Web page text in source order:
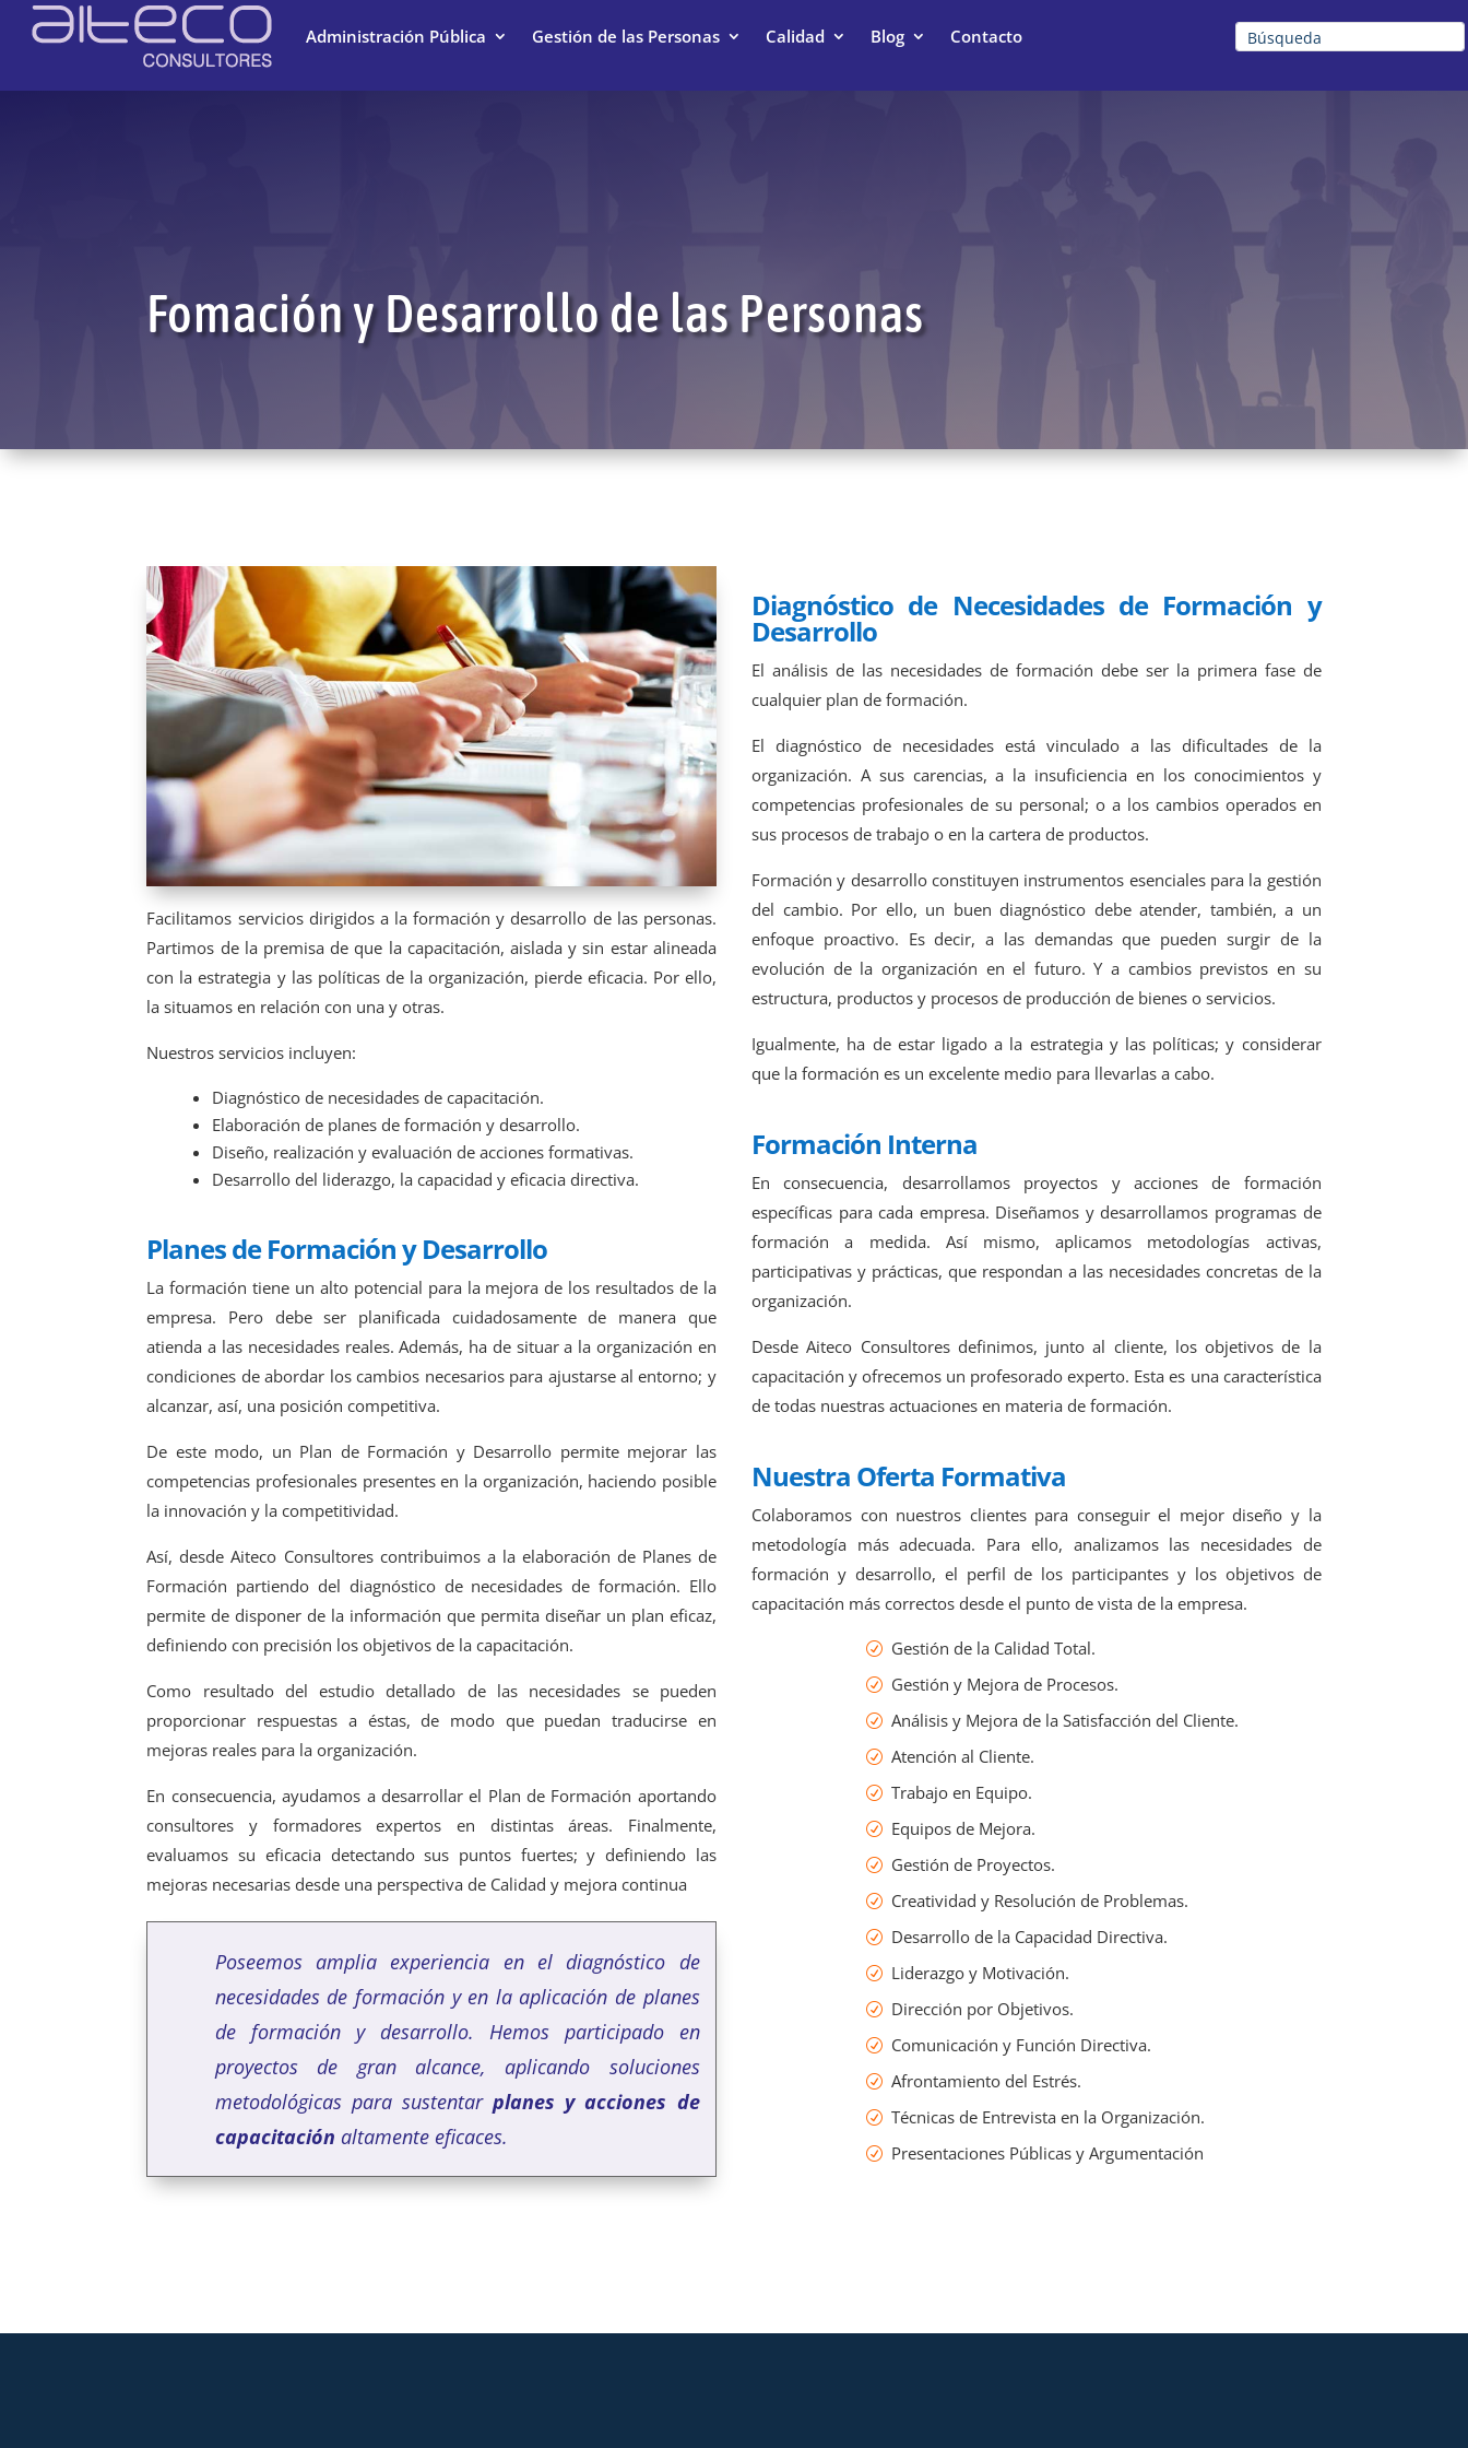
Administración Pública Gestión de las Personas Calidad Blog Contacto
Fomación y Desarrollo de las Personas
Facilitamos servicios dirigidos a la formación y desarrollo de las personas.
Partimos de la premisa de que la capacitación, aislada y sin estar alineada
con la estrategia y las políticas de la organización, pierde eficacia. Por ello,
la situamos en relación con una y otras.
Nuestros servicios incluyen:
Diagnóstico de necesidades de capacitación.
Elaboración de planes de formación y desarrollo.
Diseño, realización y evaluación de acciones formativas.
Desarrollo del liderazgo, la capacidad y eficacia directiva.
Planes de Formación y Desarrollo
La formación tiene un alto potencial para la mejora de los resultados de la
empresa. Pero debe ser planificada cuidadosamente de manera que
atienda a las necesidades reales. Además, ha de situar a la organización en
condiciones de abordar los cambios necesarios para ajustarse al entorno; y
alcanzar, así, una posición competitiva.
De este modo, un Plan de Formación y Desarrollo permite mejorar las
competencias profesionales presentes en la organización, haciendo posible
la innovación y la competitividad.
Así, desde Aiteco Consultores contribuimos a la elaboración de Planes de
Formación partiendo del diagnóstico de necesidades de formación. Ello
permite de disponer de la información que permita diseñar un plan eficaz,
definiendo con precisión los objetivos de la capacitación.
Como resultado del estudio detallado de las necesidades se pueden
proporcionar respuestas a éstas, de modo que puedan traducirse en
mejoras reales para la organización.
En consecuencia, ayudamos a desarrollar el Plan de Formación aportando
consultores y formadores expertos en distintas áreas. Finalmente,
evaluamos su eficacia detectando sus puntos fuertes; y definiendo las
mejoras necesarias desde una perspectiva de Calidad y mejora continua
Poseemos amplia experiencia en el diagnóstico de
necesidades de formación y en la aplicación de planes
de formación y desarrollo. Hemos participado en
proyectos de gran alcance, aplicando soluciones
metodológicas para sustentarplanes y acciones de
capacitación altamente eficaces.
Diagnóstico de Necesidades de Formación y
Desarrollo
El análisis de las necesidades de formación debe ser la primera fase de
cualquier plan de formación.
El diagnóstico de necesidades está vinculado a las dificultades de la
organización. A sus carencias, a la insuficiencia en los conocimientos y
competencias profesionales de su personal; o a los cambios operados en
sus procesos de trabajo o en la cartera de productos.
Formación y desarrollo constituyen instrumentos esenciales para la gestión
del cambio. Por ello, un buen diagnóstico debe atender, también, a un
enfoque proactivo. Es decir, a las demandas que pueden surgir de la
evolución de la organización en el futuro. Y a cambios previstos en su
estructura, productos y procesos de producción de bienes o servicios.
Igualmente, ha de estar ligado a la estrategia y las políticas; y considerar
que la formación es un excelente medio para llevarlas a cabo.
Formación Interna
En consecuencia, desarrollamos proyectos y acciones de formación
específicas para cada empresa. Diseñamos y desarrollamos programas de
formación a medida. Así mismo, aplicamos metodologías activas,
participativas y prácticas, que respondan a las necesidades concretas de la
organización.
Desde Aiteco Consultores definimos, junto al cliente, los objetivos de la
capacitación y ofrecemos un profesorado experto. Esta es una característica
de todas nuestras actuaciones en materia de formación.
Nuestra Oferta Formativa
Colaboramos con nuestros clientes para conseguir el mejor diseño y la
metodología más adecuada. Para ello, analizamos las necesidades de
formación y desarrollo, el perfil de los participantes y los objetivos de
capacitación más correctos desde el punto de vista de la empresa.
Gestión de la Calidad Total.
Gestión y Mejora de Procesos.
Análisis y Mejora de la Satisfacción del Cliente.
Atención al Cliente.
Trabajo en Equipo.
Equipos de Mejora.
Gestión de Proyectos.
Creatividad y Resolución de Problemas.
Desarrollo de la Capacidad Directiva.
Liderazgo y Motivación.
Dirección por Objetivos.
Comunicación y Función Directiva.
Afrontamiento del Estrés.
Técnicas de Entrevista en la Organización.
Presentaciones Públicas y Argumentación